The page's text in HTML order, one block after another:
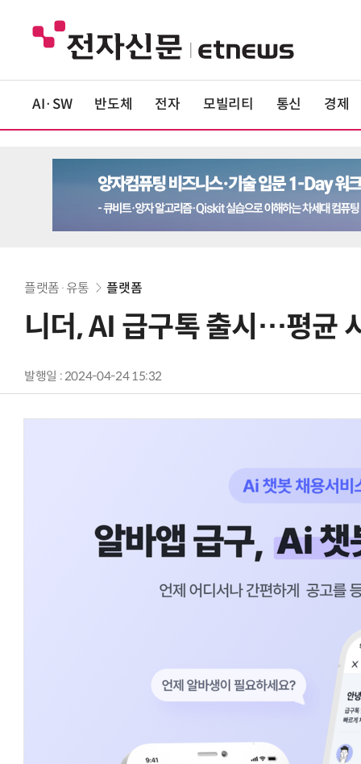
AI·SW 반도체 전자 모빌리티 통신 경제
플랫폼·유통 플랫폼
니더, AI 급구톡 출시…평균
발행일 : 2024-04-24 15:32